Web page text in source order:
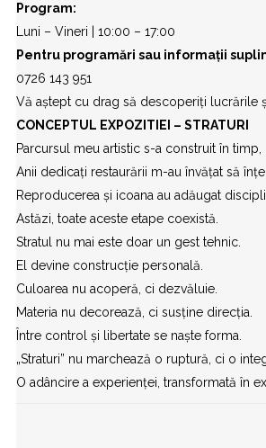
Program:
Luni – Vineri | 10:00 – 17:00
Pentru programări sau informații
0726 143 951
Vă aștept cu drag să descoperiți lucrările
CONCEPTUL EXPOZITIEI – STRATURI
Parcursul meu artistic s-a construit în
Anii dedicați restaurării m-au învățat să
Reproducerea și icoana au adăugat
Astăzi, toate aceste etape coexistă.
Stratul nu mai este doar un gest tehnic.
El devine construcție personală.
Culoarea nu acoperă, ci dezvăluie.
Materia nu decorează, ci susține direcția.
Între control și libertate se naște forma.
„Straturi” nu marchează o ruptură, ci o
O adâncire a experienței, transformată în